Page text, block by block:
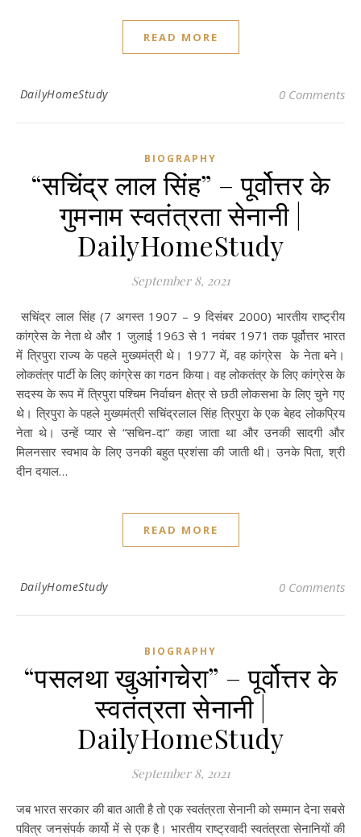
READ MORE
DailyHomeStudy 0 Comments
BIOGRAPHY
“सचिंद्र लाल सिंह” – पूर्वोत्तर के
गुमनाम स्वतंत्रता सेनानी |
DailyHomeStudy
September 8, 2021
सचिंद्र लाल सिंह (7 अगस्त 1907 – 9 दिसंबर 2000) भारतीय राष्ट्रीय
कांग्रेस के नेता थे और 1 जुलाई 1963 से 1 नवंबर 1971 तक पूर्वोत्तर भारत
में त्रिपुरा राज्य के पहले मुख्यमंत्री थे। 1977 में, वह कांग्रेस के नेता बने।
लोकतंत्र पार्टी के लिए कांग्रेस का गठन किया। वह लोकतंत्र के लिए कांग्रेस के
सदस्य के रूप में त्रिपुरा पश्चिम निर्वाचन क्षेत्र से छठी लोकसभा के लिए चुने गए
थे। त्रिपुरा के पहले मुख्यमंत्री सचिंद्रलाल सिंह त्रिपुरा के एक बेहद लोकप्रिय
नेता थे। उन्हें प्यार से “सचिन-दा” कहा जाता था और उनकी सादगी और
मिलनसार स्वभाव के लिए उनकी बहुत प्रशंसा की जाती थी। उनके पिता, श्री
दीन दयाल…
READ MORE
DailyHomeStudy 0 Comments
BIOGRAPHY
“पसलथा खुआंगचेरा” – पूर्वोत्तर के
स्वतंत्रता सेनानी |
DailyHomeStudy
September 8, 2021
जब भारत सरकार की बात आती है तो एक स्वतंत्रता सेनानी को सम्मान देना सबसे
पवित्र जनसंपर्क कार्यो में से एक है। भारतीय राष्ट्रवादी स्वतंत्रता सेनानियों की